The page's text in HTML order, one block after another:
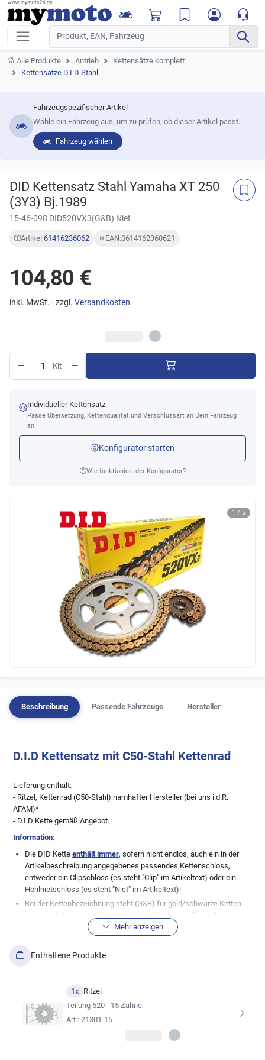
Alle Produkte Antrieb
Kettensätze komplett
Kettensätze D.I.D Stahl
Fahrzeugspezifischer Artikel
Wähle ein Fahrzeug aus, um zu prüfen, ob dieser Artikel passt.
Fahrzeug wählen
DID Kettensatz Stahl Yamaha XT 250
(3Y3) Bj.1989
15-46-098 DID520VX3(G&B) Niet
Artikel:61416236062 EAN:0614162360621
1 / 5
104,80 €
inkl. MwSt. · zzgl. Versandkosten
Kit
Individueller Kettensatz
Passe Übersetzung, Kettenqualität und Verschlussart an Dein Fahrzeug
an.
Konfigurator starten
Wie funktioniert der Konfigurator?
Beschreibung Passende Fahrzeuge Hersteller
D.I.D Kettensatz mit C50-Stahl Kettenrad
Lieferung enthält:
- Ritzel, Kettenrad (C50-Stahl) namhafter Hersteller (bei uns i.d.R.
AFAM)*
- D.I.D Kette gemäß Angebot.
Information:
Die DID Kette enthält immer, sofern nicht endlos, auch ein in der
Artikelbeschreibung angegebenes passendes Kettenschloss,
entweder ein Clipschloss (es steht "Clip" im Artikeltext) oder ein
Hohlnietschloss (es steht "Niet" im Artikeltext)!
Bei der Kettenbezeichnung steht (G&B) für gold/schwarze Ketten
und (G&G) für gold/goldene Ketten und (S&S) ür silber/silber Ketten.
Normale, stahlfarbene Ketten (genannt schwarz), haben keine
Wichtige Info in Bezug zu den Teilen im Kettensatz:
Datenblättern der Fahrzeughersteller, daher weisen wir ausdrücklich
die absolute Richtigkeit der von uns hier angezeigten
Fahrzeugzuordnungen zu dem angebotenen Artikel von uns. Bei
vielen Fahrzeugen wurden auch gerne mal undokumentierte
Änderungen seitens der Hersteller durchgeführt, so dass die hier
Mehr anzeigen
Enthaltene Produkte
1x Ritzel
Teilung 520 - 15 Zähne
Art.: 21301-15